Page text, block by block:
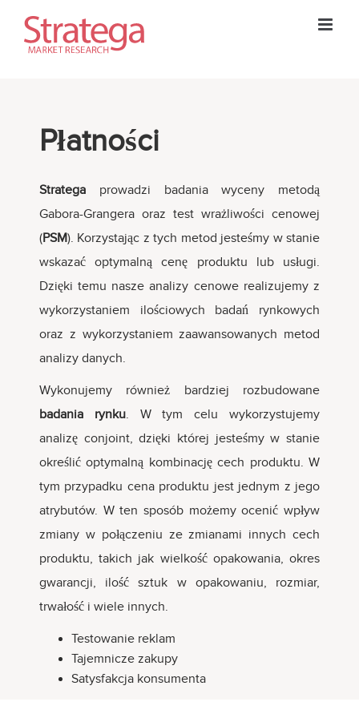
content
Płatności
Strategaprowadzi badania wyceny metodą
Gabora-Grangera oraz test wrażliwości cenowej
(PSM). Korzystając z tych metod jesteśmy w stanie
wskazać optymalną cenę produktu lub usługi.
Dzięki temu nasze analizy cenowe realizujemy z
wykorzystaniem ilościowych badań rynkowych
oraz z wykorzystaniem zaawansowanych metod
analizy danych.
Wykonujemy również bardziej rozbudowane
badania rynku. W tym celu wykorzystujemy
analizę conjoint, dzięki której jesteśmy w stanie
określić optymalną kombinację cech produktu. W
tym przypadku cena produktu jest jednym z jego
atrybutów. W ten sposób możemy ocenić wpływ
zmiany w połączeniu ze zmianami innych cech
produktu, takich jak wielkość opakowania, okres
gwarancji, ilość sztuk w opakowaniu, rozmiar,
trwałość i wiele innych.
Testowanie reklam
Tajemnicze zakupy
Satysfakcja konsumenta